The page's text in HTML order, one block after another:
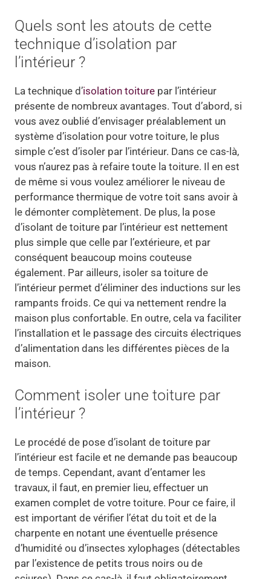
Quels sont les atouts de cette
technique d’isolation par
l’intérieur ?
La technique d’isolation toiture par l’intérieur
présente de nombreux avantages. Tout d’abord, si
vous avez oublié d’envisager préalablement un
système d’isolation pour votre toiture, le plus
simple c’est d’isoler par l’intérieur. Dans ce cas-là,
vous n’aurez pas à refaire toute la toiture. Il en est
de même si vous voulez améliorer le niveau de
performance thermique de votre toit sans avoir à
le démonter complètement. De plus, la pose
d’isolant de toiture par l’intérieur est nettement
plus simple que celle par l’extérieure, et par
conséquent beaucoup moins couteuse
également. Par ailleurs, isoler sa toiture de
l’intérieur permet d’éliminer des inductions sur les
rampants froids. Ce qui va nettement rendre la
maison plus confortable. En outre, cela va faciliter
l’installation et le passage des circuits électriques
d’alimentation dans les différentes pièces de la
maison.
Comment isoler une toiture par
l’intérieur ?
Le procédé de pose d’isolant de toiture par
l’intérieur est facile et ne demande pas beaucoup
de temps. Cependant, avant d’entamer les
travaux, il faut, en premier lieu, effectuer un
examen complet de votre toiture. Pour ce faire, il
est important de vérifier l’état du toit et de la
charpente en notant une éventuelle présence
d’humidité ou d’insectes xylophages (détectables
par l’existence de petits trous noirs ou de